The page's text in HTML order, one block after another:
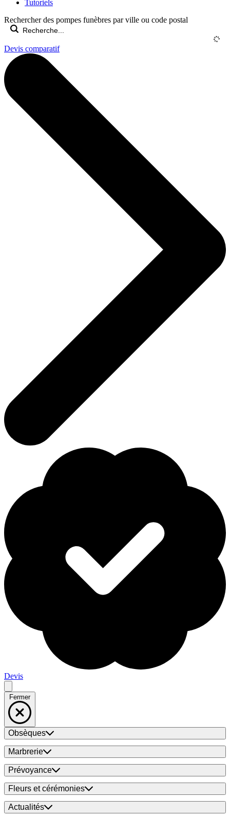
Tutoriels
Rechercher des pompes funèbres par ville ou code postal
Devis comparatif
Devis
Fermer
Obsèques
Marbrerie
Prévoyance
Fleurs et cérémonies
Actualités